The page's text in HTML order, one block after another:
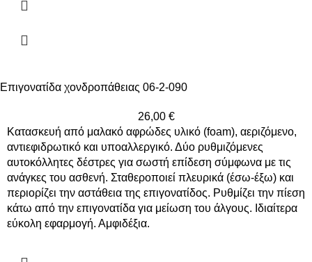
Επιγονατίδα χονδροπάθειας 06-2-090
26,00 €
Κατασκευή από μαλακό αφρώδες υλικό (foam), αεριζόμενο,
αντιεφιδρωτικό και υποαλλεργικό. Δύο ρυθμιζόμενες
αυτοκόλλητες δέστρες για σωστή επίδεση σύμφωνα με τις
ανάγκες του ασθενή. Σταθεροποιεί πλευρικά (έσω-έξω) και
περιορίζει την αστάθεια της επιγονατίδος. Ρυθμίζει την πίεση
κάτω από την επιγονατίδα για μείωση του άλγους. Ιδιαίτερα
εύκολη εφαρμογή. Αμφιδέξια.